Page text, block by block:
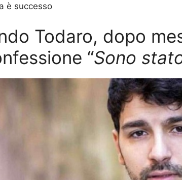
è successo
Todaro, dopo
“Sono